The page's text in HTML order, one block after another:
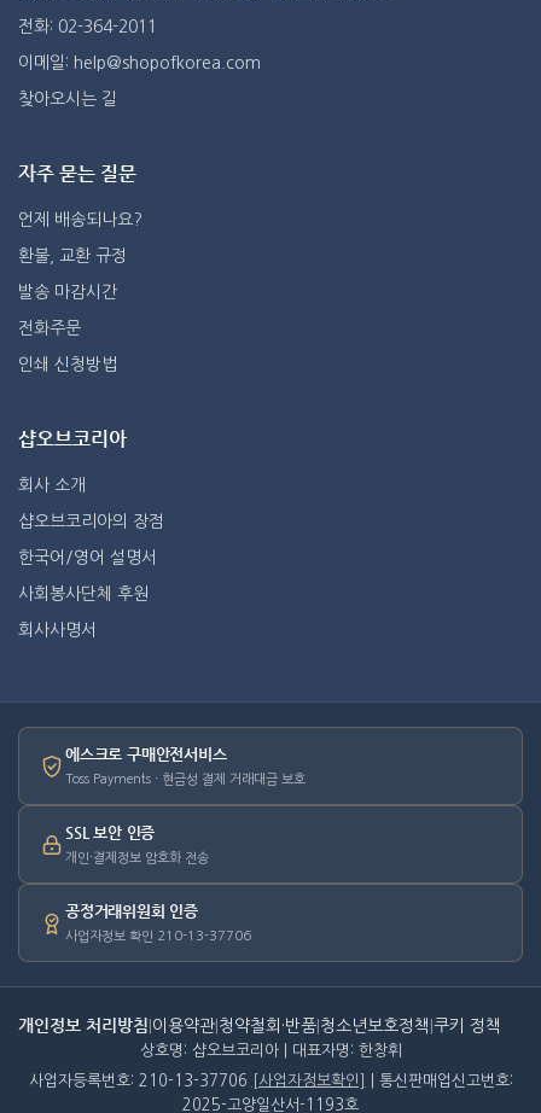
전화: 02-364-2011
이메일: help@shopofkorea.com
찾아오시는 길
자주 묻는 질문
언제 배송되나요?
환불, 교환 규정
발송 마감시간
전화주문
인쇄 신청방법
샵오브코리아
회사 소개
샵오브코리아의 장점
한국어/영어 설명서
사회봉사단체 후원
회사사명서
에스크로 구매안전서비스
Toss Payments · 현금성 결제 거래대금 보호
SSL 보안 인증
개인·결제정보 암호화 전송
공정거래위원회 인증
사업자정보 확인 210-13-37706
개인정보 처리방침 이용약관 청약철회·반품 청소년보호정책 쿠키 정책
상호명: 샵오브코리아 | 대표자명: 한창휘
사업자등록번호: 210-13-37706
[사업자정보확인]
| 통신판매업신고번호:
2025-고양일산서-1193호